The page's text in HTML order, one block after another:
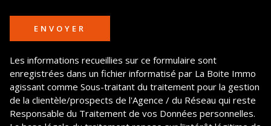
ENVOYER
Les informations recueillies sur ce formulaire sont
enregistrées dans un fichier informatisé par La Boite Immo
agissant comme Sous-traitant du traitement pour la gestion
de la clientèle/prospects de l'Agence / du Réseau qui reste
Responsable du Traitement de vos Données personnelles.